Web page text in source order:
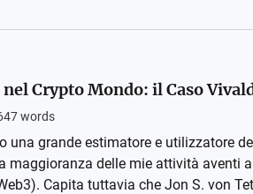
Crypto Mondo: il Caso
words
una grande estimatore e utilizzatore
maggioranza delle mie attività aventi
Capita tuttavia che Jon S. von